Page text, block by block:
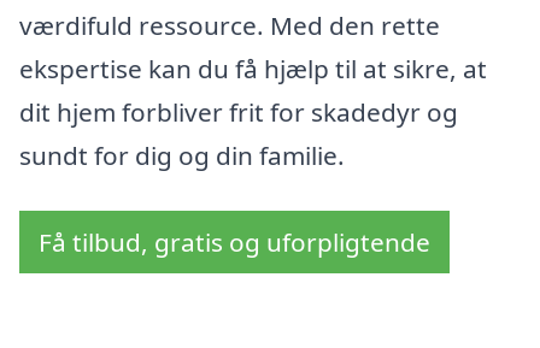
værdifuld ressource. Med den rette
ekspertise kan du få hjælp til at sikre, at
dit hjem forbliver frit for skadedyr og
sundt for dig og din familie.
Få tilbud, gratis og uforpligtende